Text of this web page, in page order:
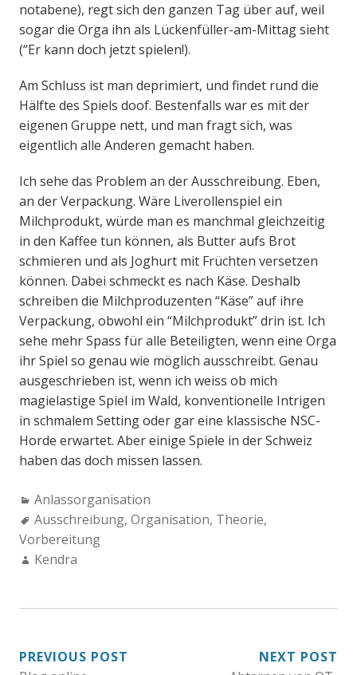
notabene), regt sich den ganzen Tag über auf, weil
sogar die Orga ihn als Lückenfüller-am-Mittag sieht
(“Er kann doch jetzt spielen!).
Am Schluss ist man deprimiert, und findet rund die
Hälfte des Spiels doof. Bestenfalls war es mit der
eigenen Gruppe nett, und man fragt sich, was
eigentlich alle Anderen gemacht haben.
Ich sehe das Problem an der Ausschreibung. Eben,
an der Verpackung. Wäre Liverollenspiel ein
Milchprodukt, würde man es manchmal gleichzeitig
in den Kaffee tun können, als Butter aufs Brot
schmieren und als Joghurt mit Früchten versetzen
können. Dabei schmeckt es nach Käse. Deshalb
schreiben die Milchproduzenten “Käse” auf ihre
Verpackung, obwohl ein “Milchprodukt” drin ist. Ich
sehe mehr Spass für alle Beteiligten, wenn eine Orga
ihr Spiel so genau wie möglich ausschreibt. Genau
ausgeschrieben ist, wenn ich weiss ob mich
magielastige Spiel im Wald, konventionelle Intrigen
in schmalem Setting oder gar eine klassische NSC-
Horde erwartet. Aber einige Spiele in der Schweiz
haben das doch missen lassen.
Categories:
Anlassorganisation
Tags:
Ausschreibung, Organisation, Theorie,
Vorbereitung
Author:
Kendra
BEITRAGSNAVIGATION
PREVIOUS POST
NEXT POST